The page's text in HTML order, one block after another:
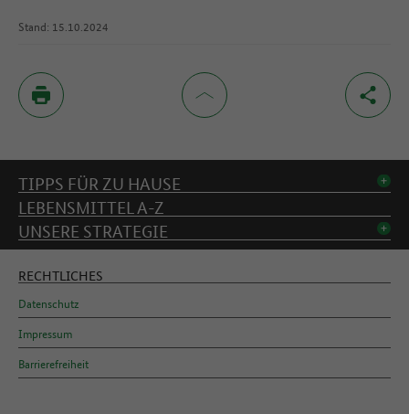
Stand: 15.10.2024
Inhaltsverzeichnis
TIPPS FÜR ZU HAUSE
LEBENSMITTEL A-Z
UNSERE STRATEGIE
RECHTLICHES
Datenschutz
Impressum
Barrierefreiheit